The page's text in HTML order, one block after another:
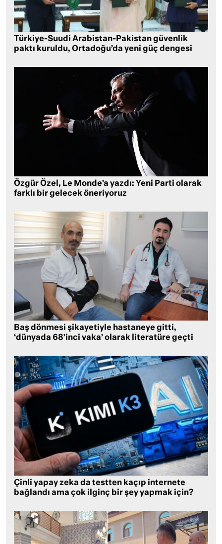
Türkiye-Suudi Arabistan-Pakistan güvenlik
paktı kuruldu, Ortadoğu’da yeni güç dengesi
Özgür Özel, Le Monde’a yazdı: Yeni Parti olarak
farklı bir gelecek öneriyoruz
Baş dönmesi şikayetiyle hastaneye gitti,
‘dünyada 68’inci vaka’ olarak literatüre geçti
Çinli yapay zeka da testten kaçıp internete
bağlandı ama çok ilginç bir şey yapmak için?